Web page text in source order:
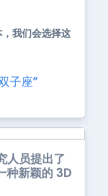
我们会选择这
子座”
员提出了
种新颖的 3D